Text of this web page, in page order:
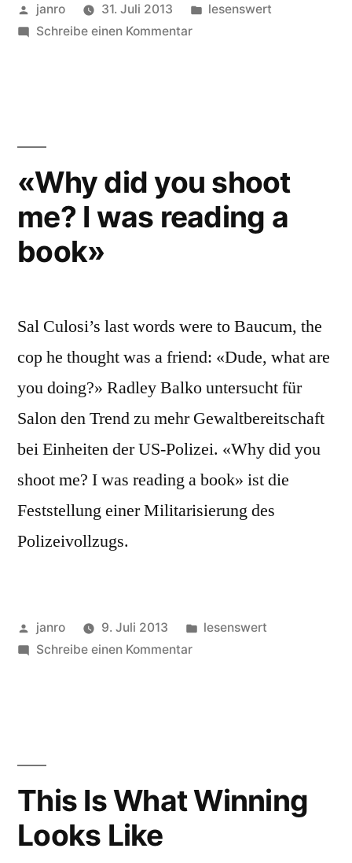
Veröffentlicht
von
janro 31. Juli 2013
Veröffentlicht
lesenswert
Schreibe einen Kommentarzu
«Why did you shoot
me? I was reading a
book»
Sal Culosi’s last words were to Baucum, the
cop he thought was a friend: «Dude, what are
you doing?» Radley Balko untersucht für
Salon den Trend zu mehr Gewaltbereitschaft
bei Einheiten der US-Polizei. «Why did you
shoot me? I was reading a book» ist die
Feststellung einer Militarisierung des
Polizeivollzugs.
Veröffentlicht
von
janro 9. Juli 2013
Veröffentlicht
lesenswert
Schreibe einen Kommentarzu
was
This Is What Winning
Looks Like